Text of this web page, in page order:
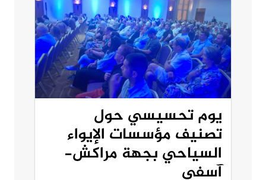
يوم تحسيسي حول
تصنيف مؤسسات الإيواء
السياحي بجهة مراكش-
آسفي